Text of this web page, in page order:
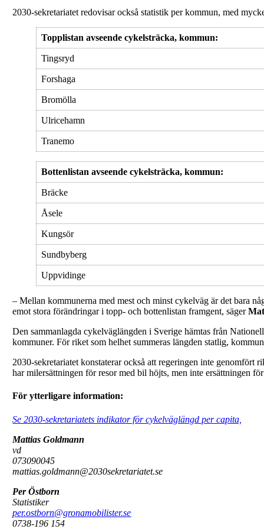
2030-sekretariatet redovisar också statistik per kommun, med
Topplistan avseende cykelsträcka, kommun:
Tingsryd
Forshaga
Bromölla
Ulricehamn
Tranemo
Bottenlistan avseende cykelsträcka, kommun:
Bräcke
Åsele
Kungsör
Sundbyberg
Uppvidinge
– Mellan kommunerna med mest och minst cykelväg är det bara
emot stora förändringar i topp- och bottenlistan framgent, säger
Den sammanlagda cykelväglängden i Sverige hämtas från
kommuner. För riket som helhet summeras längden statlig,
2030-sekretariatet konstaterar också att regeringen inte genomfört
har milersättningen för resor med bil höjts, men inte ersättningen
För ytterligare information:
Se 2030-sekretariatets indikator för cykelväglängd per capita,
Mattias Goldmann
vd
073090045
mattias.goldmann@2030sekretariatet.se
Per Östborn
Statistiker
per.ostborn@gronamobilister.se
0738-196 154